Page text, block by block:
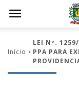
Início
LEI Nº.
PPA PARA